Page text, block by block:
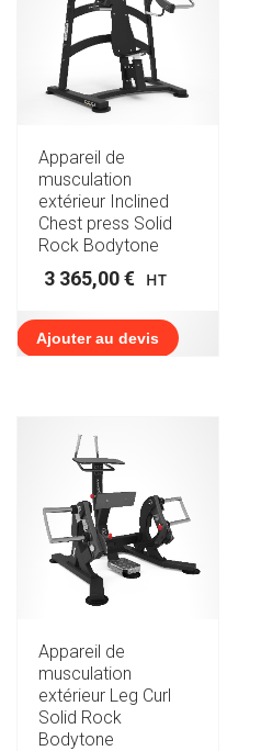
Appareil de
musculation
extérieur Inclined
Chest press Solid
Rock Bodytone
3 365,00€ HT
Ajouter au devis
Appareil de
musculation
extérieur Leg Curl
Solid Rock
Bodytone